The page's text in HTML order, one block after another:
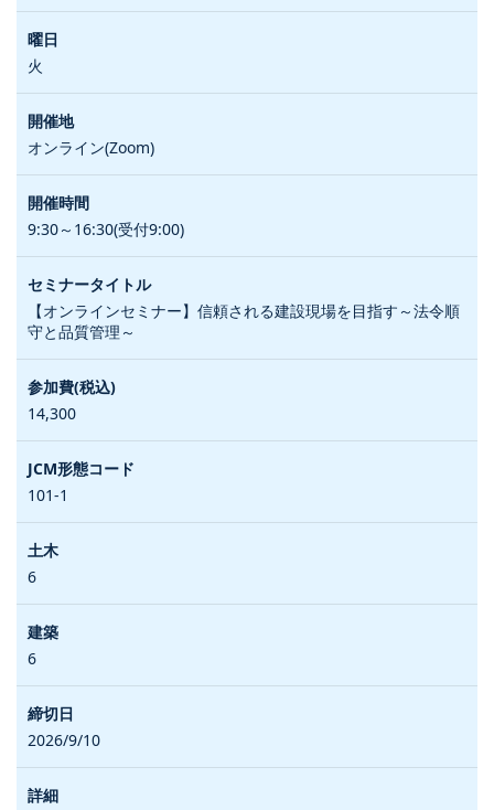
火
オンライン(Zoom)
9:30～16:30(受付9:00)
【オンラインセミナー】信頼される建設現場を目指す～法令順
守と品質管理～
14,300
101-1
6
6
2026/9/10